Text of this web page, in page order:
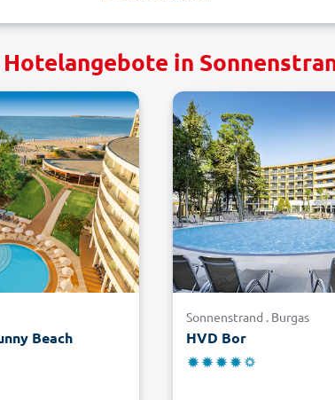
in
Beach
Sonnenstrand . Burgas
HVD Bor